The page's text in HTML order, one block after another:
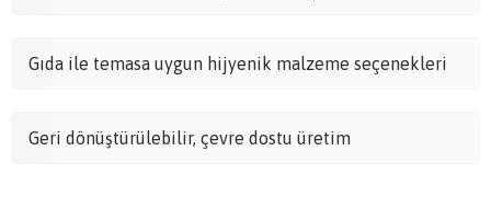
Gıda ile temasa uygun hijyenik malzeme seçenekleri
Geri dönüştürülebilir, çevre dostu üretim